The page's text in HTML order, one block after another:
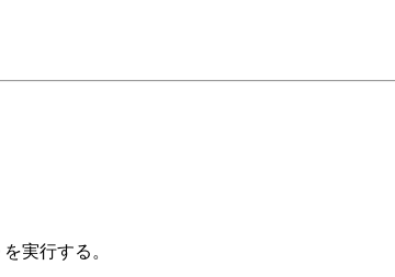
実行する。